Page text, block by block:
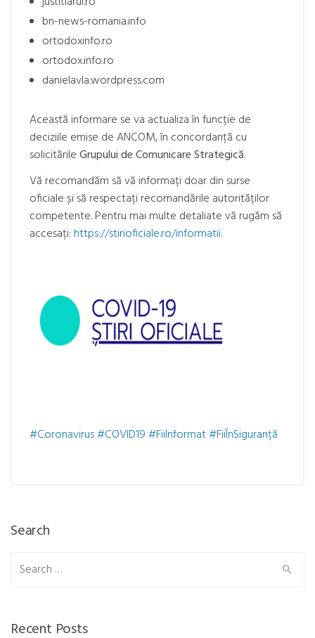
bn-news-romania.info
ortodoxinfo.ro
ortodox.info.ro
danielavla.wordpress.com
Această informare se va actualiza în funcție de
deciziile emise de ANCOM, în concordanță cu
solicitărileGrupului de Comunicare Strategică.
Vă recomandăm să vă informați doar din surse
oficiale și să respectați recomandările autorităților
competente. Pentru mai multe detaliate vă rugăm să
accesați:https://stirioficiale.ro/informatii.
#Coronavirus#COVID19#FiiInformat#FiiÎnSiguranță
Search
Search
Recent Posts